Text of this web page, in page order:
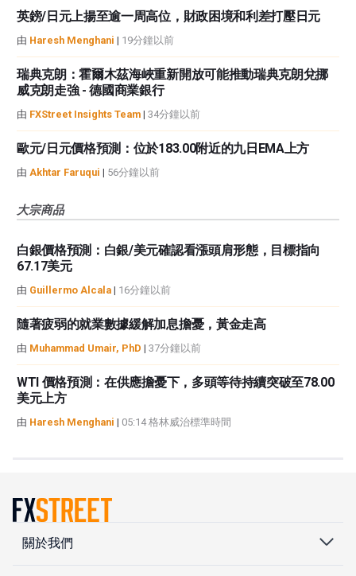
英鎊/日元上揚至逾一周高位，財政困境和利差打壓日元
由 Haresh Menghani | 19分鐘以前
瑞典克朗：霍爾木茲海峽重新開放可能推動瑞典克朗兌挪
威克朗走強 - 德國商業銀行
由 FXStreet Insights Team | 34分鐘以前
歐元/日元價格預測：位於183.00附近的九日EMA上方
由 Akhtar Faruqui | 56分鐘以前
大宗商品
白銀價格預測：白銀/美元確認看漲頭肩形態，目標指向
67.17美元
由 Guillermo Alcala | 16分鐘以前
隨著疲弱的就業數據緩解加息擔憂，黃金走高
由 Muhammad Umair, PhD | 37分鐘以前
WTI 價格預測：在供應擔憂下，多頭等待持續突破至78.00
美元上方
由 Haresh Menghani | 05:14 格林威治標準時間
關於我們